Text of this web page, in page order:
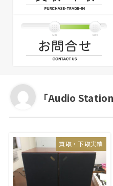
「Audio
買取・下取実績